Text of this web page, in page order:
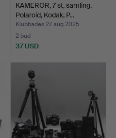
KAMEROR, 7 st, samling,
Polaroid, Kodak, P…
Klubbades 27 aug 2025
2 bud
37 USD